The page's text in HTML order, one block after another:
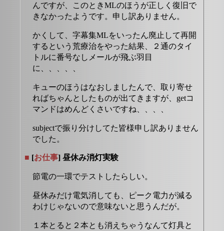
んですが、このときMLのほうが正しく復旧で
きなかったようです。申し訳ありません。
かくして、字幕集MLをいったん廃止して再開
するという荒療治をやった結果、２通のタイ
トルに番号なしメールが飛ぶ羽目
に、、、、、
キューのほうはなおしましたんで、取り寄せ
ればちゃんとしたものが出てきますが、getコ
マンドはめんどくさいですね、、、、
subjectで振り分けしてた皆様申し訳ありません
でした。
■ [お仕事] 昼休み消灯実験
節電の一環でテストしたらしい。
昼休みだけ電気消しても、ピーク電力が減る
わけじゃないので意味ないと思うんだが。
１本とると２本とも消えちゃうなんて灯具と